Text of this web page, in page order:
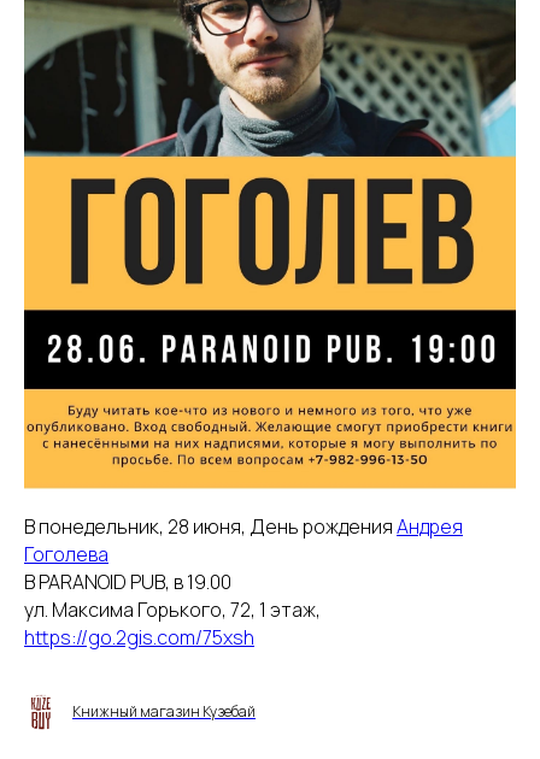
В понедельник, 28 июня, День рожденияАндрея
Гоголева
В PARANOID PUB, в 19.00
ул. Максима Горького, 72, 1 этаж,
https://go.2gis.com/75xsh
Книжный магазин Кузебай